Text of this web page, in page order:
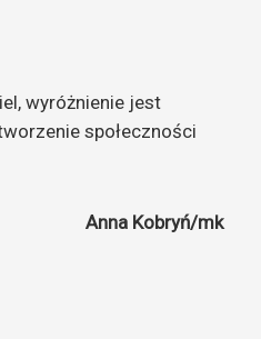
wyróżnienie jest
społeczności
Anna Kobryń/mk